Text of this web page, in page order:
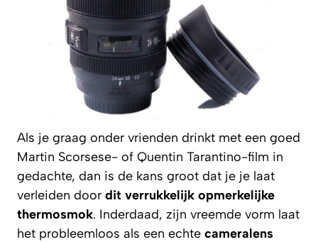
Als je graag onder vrienden drinkt met een goed
Martin Scorsese- of Quentin Tarantino-film in
gedachte, dan is de kans groot dat je je laat
verleiden door dit verrukkelijk opmerkelijke
thermosmok. Inderdaad, zijn vreemde vorm laat
het probleemloos als een echte cameralens